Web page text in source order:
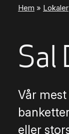
Hem » Lokaler
Sal
Vår
eller